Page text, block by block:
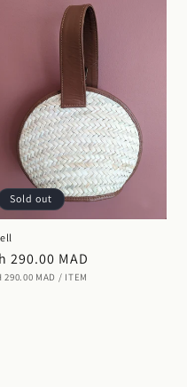
Sold out
290.00 MAD
290.00 MAD / PER
ITEM